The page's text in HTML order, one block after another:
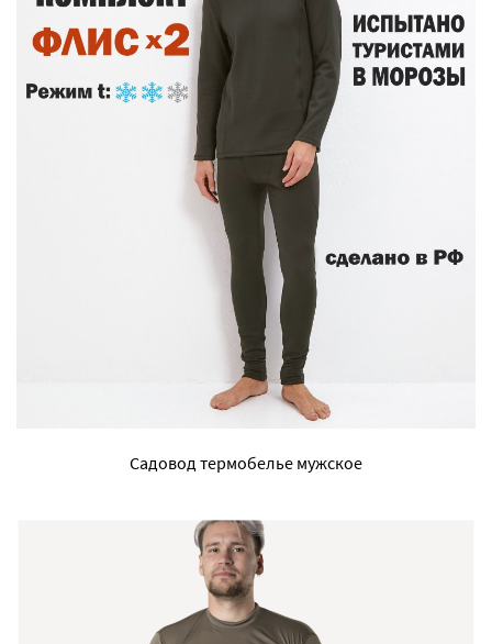
Садовод термобелье мужское